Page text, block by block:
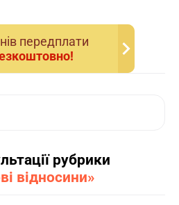
передплати
рубрики
відносини»